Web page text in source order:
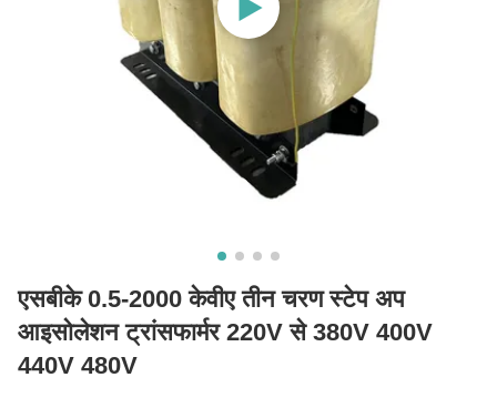
एसबीके 0.5-2000 केवीए तीन चरण स्टेप अप
आइसोलेशन ट्रांसफार्मर 220V से 380V 400V
440V 480V